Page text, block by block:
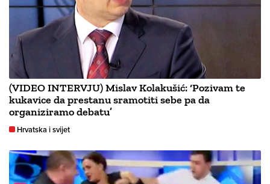
(VIDEO INTERVJU) Mislav Kolakušić: ‘Pozivam te
kukavice da prestanu sramotiti sebe pa da
organiziramo debatu’
Hrvatska i svijet